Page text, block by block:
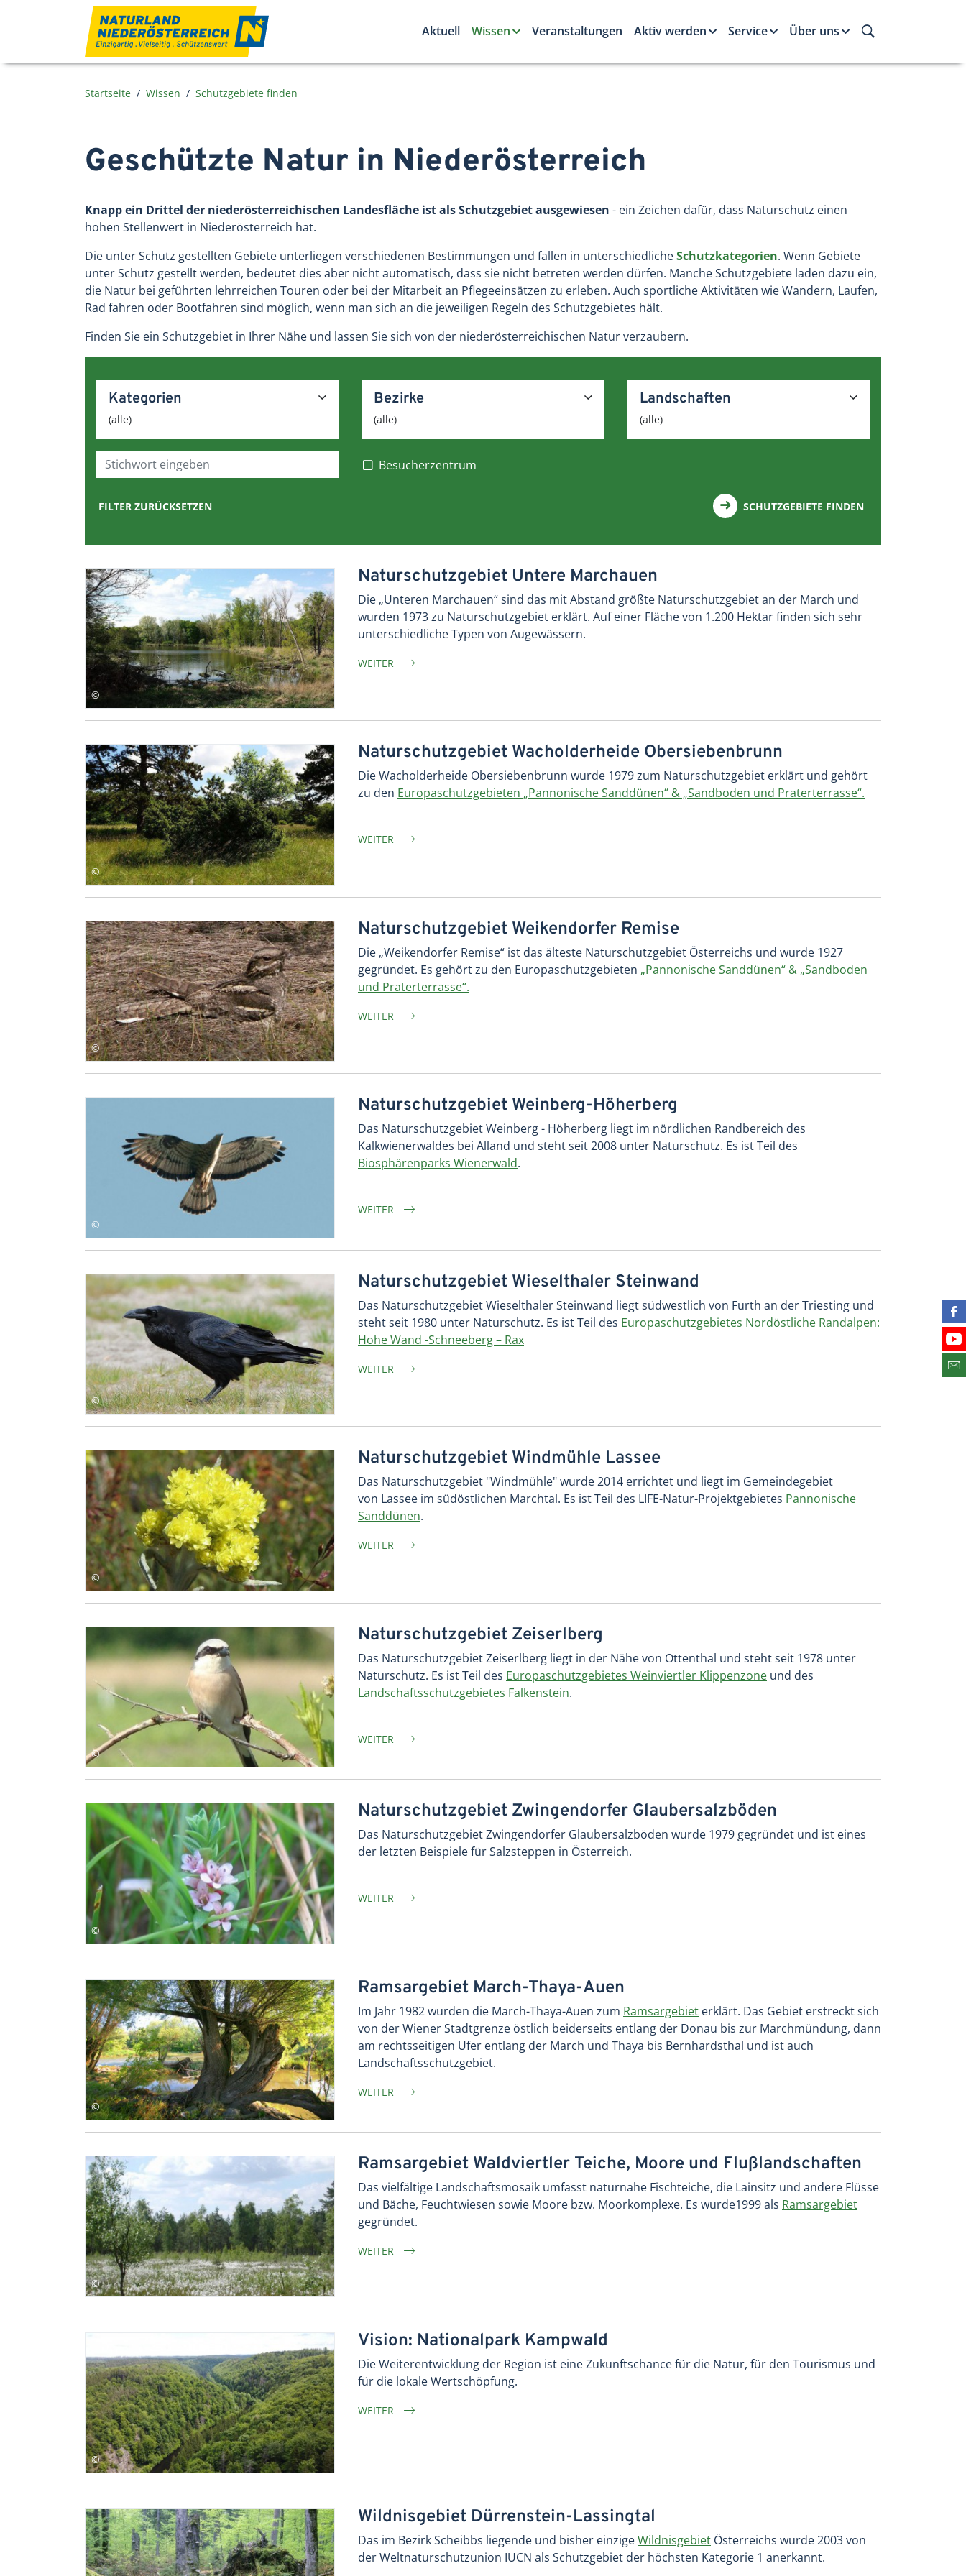
Aktuell
Wissen Veranstaltungen Aktiv werden Service Über uns
Startseite Wissen Schutzgebiete finden
Geschützte Natur in Niederösterreich
Knapp ein Drittel der niederösterreichischen Landesfläche ist als Schutzgebiet ausgewiesen - ein Zeichen dafür, dass Naturschutz einen
hohen Stellenwert in Niederösterreich hat.
Die unter Schutz gestellten Gebiete unterliegen verschiedenen Bestimmungen und fallen in unterschiedlicheSchutzkategorien. Wenn Gebiete
unter Schutz gestellt werden, bedeutet dies aber nicht automatisch, dass sie nicht betreten werden dürfen. Manche Schutzgebiete laden dazu ein,
die Natur bei geführten lehrreichen Touren oder bei der Mitarbeit an Pflegeeinsätzen zu erleben. Auch sportliche Aktivitäten wie Wandern, Laufen,
Rad fahren oder Bootfahren sind möglich, wenn man sich an die jeweiligen Regeln des Schutzgebietes hält.
Finden Sie ein Schutzgebiet in Ihrer Nähe und lassen Sie sich von der niederösterreichischen Natur verzaubern.
Kategorien
(alle)
Bezirke
(alle)
Landschaften
(alle)
Stichwort eingeben Besucherzentrum
FILTER ZURÜCKSETZEN SCHUTZGEBIETE FINDEN
Naturschutzgebiet Untere Marchauen
Die „Unteren Marchauen“ sind das mit Abstand größte Naturschutzgebiet an der March und
wurden 1973 zu Naturschutzgebiet erklärt. Auf einer Fläche von 1.200 Hektar finden sich sehr
unterschiedliche Typen von Augewässern.
WEITER
Naturschutzgebiet Wacholderheide Obersiebenbrunn
Die Wacholderheide Obersiebenbrunn wurde 1979 zum Naturschutzgebiet erklärt und gehört
zu den Europaschutzgebieten „Pannonische Sanddünen“ & „Sandboden und Praterterrasse“.
WEITER
Naturschutzgebiet Weikendorfer Remise
Die „Weikendorfer Remise“ ist das älteste Naturschutzgebiet Österreichs und wurde 1927
gegründet. Es gehört zu den Europaschutzgebieten „Pannonische Sanddünen“ & „Sandboden
und Praterterrasse“.
WEITER
Naturschutzgebiet Weinberg-Höherberg
Das Naturschutzgebiet Weinberg - Höherberg liegt im nördlichen Randbereich des
Kalkwienerwaldes bei Alland und steht seit 2008 unter Naturschutz. Es ist Teil des
Biosphärenparks Wienerwald.
WEITER
Naturschutzgebiet Wieselthaler Steinwand
Das Naturschutzgebiet Wieselthaler Steinwand liegt südwestlich von Furth an der Triesting und
steht seit 1980 unter Naturschutz. Es ist Teil des Europaschutzgebietes Nordöstliche Randalpen:
Hohe Wand -Schneeberg – Rax
WEITER
Naturschutzgebiet Windmühle Lassee
Das Naturschutzgebiet "Windmühle" wurde 2014 errichtet und liegt im Gemeindegebiet
von Lassee im südöstlichen Marchtal. Es ist Teil des LIFE-Natur-Projektgebietes Pannonische
Sanddünen.
WEITER
Naturschutzgebiet Zeiserlberg
Das Naturschutzgebiet Zeiserlberg liegt in der Nähe von Ottenthal und steht seit 1978 unter
Naturschutz. Es ist Teil des Europaschutzgebietes Weinviertler Klippenzone und des
Landschaftsschutzgebietes Falkenstein.
WEITER
Naturschutzgebiet Zwingendorfer Glaubersalzböden
Das Naturschutzgebiet Zwingendorfer Glaubersalzböden wurde 1979 gegründet und ist eines
der letzten Beispiele für Salzsteppen in Österreich.
WEITER
Ramsargebiet March-Thaya-Auen
Im Jahr 1982 wurden die March-Thaya-Auen zum Ramsargebiet erklärt. Das Gebiet erstreckt sich
von der Wiener Stadtgrenze östlich beiderseits entlang der Donau bis zur Marchmündung, dann
am rechtsseitigen Ufer entlang der March und Thaya bis Bernhardsthal und ist auch
Landschaftsschutzgebiet.
WEITER
Ramsargebiet Waldviertler Teiche, Moore und Flußlandschaften
Das vielfältige Landschaftsmosaik umfasst naturnahe Fischteiche, die Lainsitz und andere Flüsse
und Bäche, Feuchtwiesen sowie Moore bzw. Moorkomplexe. Es wurde1999 als Ramsargebiet
gegründet.
WEITER
Vision: Nationalpark Kampwald
Die Weiterentwicklung der Region ist eine Zukunftschance für die Natur, für den Tourismus und
für die lokale Wertschöpfung.
WEITER
Wildnisgebiet Dürrenstein-Lassingtal
Das im Bezirk Scheibbs liegende und bisher einzigeWildnisgebiet Österreichs wurde 2003 von
der Weltnaturschutzunion IUCN als Schutzgebiet der höchsten Kategorie 1 anerkannt.